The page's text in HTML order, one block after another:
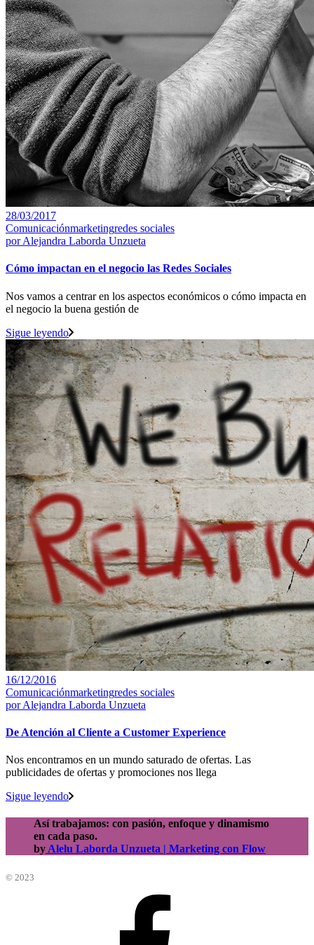
28/03/2017
Comunicaciónmarketingredes sociales
porAlejandra Laborda Unzueta
Cómo impactan en el negocio las Redes Sociales
Nos vamos a centrar en los aspectos económicos o cómo impacta en
el negocio la buena gestión de
Sigue leyendo
16/12/2016
Comunicaciónmarketingredes sociales
porAlejandra Laborda Unzueta
De Atención al Cliente a Customer Experience
Nos encontramos en un mundo saturado de ofertas. Las
publicidades de ofertas y promociones nos llega
Sigue leyendo
Así trabajamos: con pasión, enfoque y dinamismo
en cada paso.
by Alelu Laborda Unzueta | Marketing con Flow
© 2023